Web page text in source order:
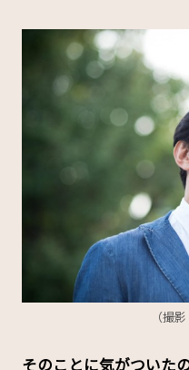
（撮
――そのことに気がつい